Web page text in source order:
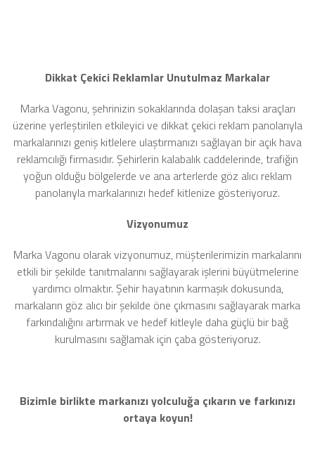
Dikkat Çekici Reklamlar Unutulmaz Markalar
Marka Vagonu, şehrinizin sokaklarında dolaşan taksi araçları
üzerine yerleştirilen etkileyici ve dikkat çekici reklam panolarıyla
markalarınızı geniş kitlelere ulaştırmanızı sağlayan bir açık hava
reklamcılığı firmasıdır. Şehirlerin kalabalık caddelerinde, trafiğin
yoğun olduğu bölgelerde ve ana arterlerde göz alıcı reklam
panolarıyla markalarınızı hedef kitlenize gösteriyoruz.
Vizyonumuz
Marka Vagonu olarak vizyonumuz, müşterilerimizin markalarını
etkili bir şekilde tanıtmalarını sağlayarak işlerini büyütmelerine
yardımcı olmaktır. Şehir hayatının karmaşık dokusunda,
markaların göz alıcı bir şekilde öne çıkmasını sağlayarak marka
farkındalığını artırmak ve hedef kitleyle daha güçlü bir bağ
kurulmasını sağlamak için çaba gösteriyoruz.
Bizimle birlikte markanızı yolculuğa çıkarın ve farkınızı
ortaya koyun!